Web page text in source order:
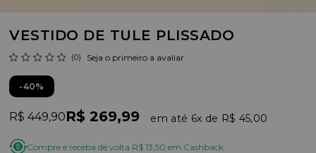
VESTIDO DE TULE PLISSADO
(0) Seja o primeiro a avaliar
40%
R$ 449,90R$ 269,99 6x R$ 45,00
Compre e receba de volta R$ 13,50 em Cashback